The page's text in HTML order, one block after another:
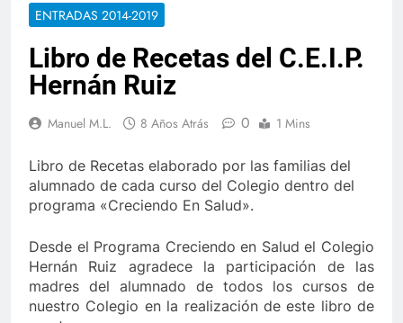
ENTRADAS 2014-2019
Libro de Recetas del C.E.I.P.
Hernán Ruiz
Manuel M.L. 8 Años Atrás 0 1 Mins
Libro de Recetas elaborado por las familias del
alumnado de cada curso del Colegio dentro del
programa «Creciendo En Salud».
Desde el Programa Creciendo en Salud el Colegio
Hernán Ruiz agradece la participación de las
madres del alumnado de todos los cursos de
nuestro Colegio en la realización de este libro de